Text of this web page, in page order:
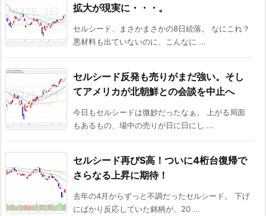
拡大が現実に・・・。
セルシード、まさかまさかの8日続落。 なにこれ？
悪材料も出ていないのに、こんなに ...
セルシード反発も売りがまだ強い。そし
てアメリカが北朝鮮との会談を中止へ
今日もセルシードは微妙だったなぁ。 上がる局面
もあるもの、場中の売りが日に日にし ...
セルシード再びS高！ついに4桁台復帰で
さらなる上昇に期待！
去年の4月からずっと不調だったセルシード。 下げ
にばかり反応していた銘柄が、20 ...